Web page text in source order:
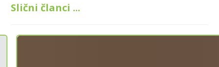
Slični članci ...